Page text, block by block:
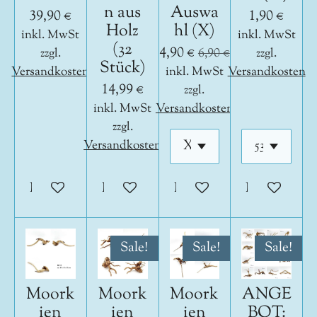
39,90 €
inkl. MwSt
zzgl.
Versandkosten
In den Warenkorb
n aus
Holz
(32
Stück)
14,99 €
inkl. MwSt
zzgl.
Versandkosten
In den Warenkorb
Auswa
hl (X)
4,90 € 6,90 €
inkl. MwSt
zzgl.
Versandkosten
In den Warenkorb
1,90 €
inkl. MwSt
zzgl.
Versandkosten
In den
Moork
Sale!
Moork
Sale!
Moork
Sale!
ANGE